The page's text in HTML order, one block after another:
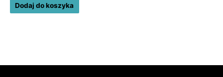
Dodaj do koszyka